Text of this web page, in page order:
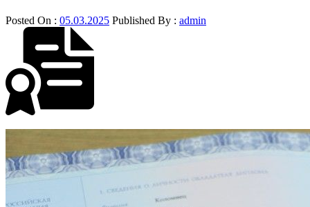
Posted On : 05.03.2025 Published By : admin